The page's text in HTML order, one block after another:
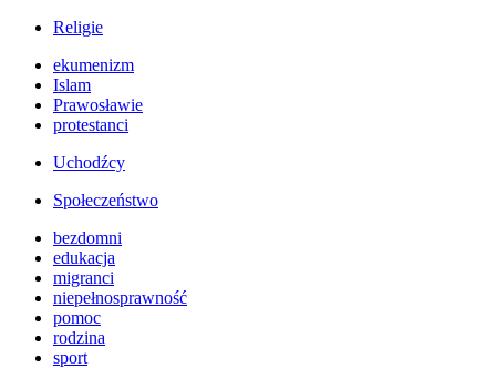
Religie
ekumenizm
Islam
Prawosławie
protestanci
Uchodźcy
Społeczeństwo
bezdomni
edukacja
migranci
niepełnosprawność
pomoc
rodzina
sport